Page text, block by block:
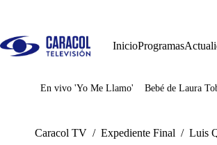
InicioProgramas
Juegos
En vivo 'Yo Me Llamo' Bebé de Laura
Caracol TV / Expediente Final / Luis